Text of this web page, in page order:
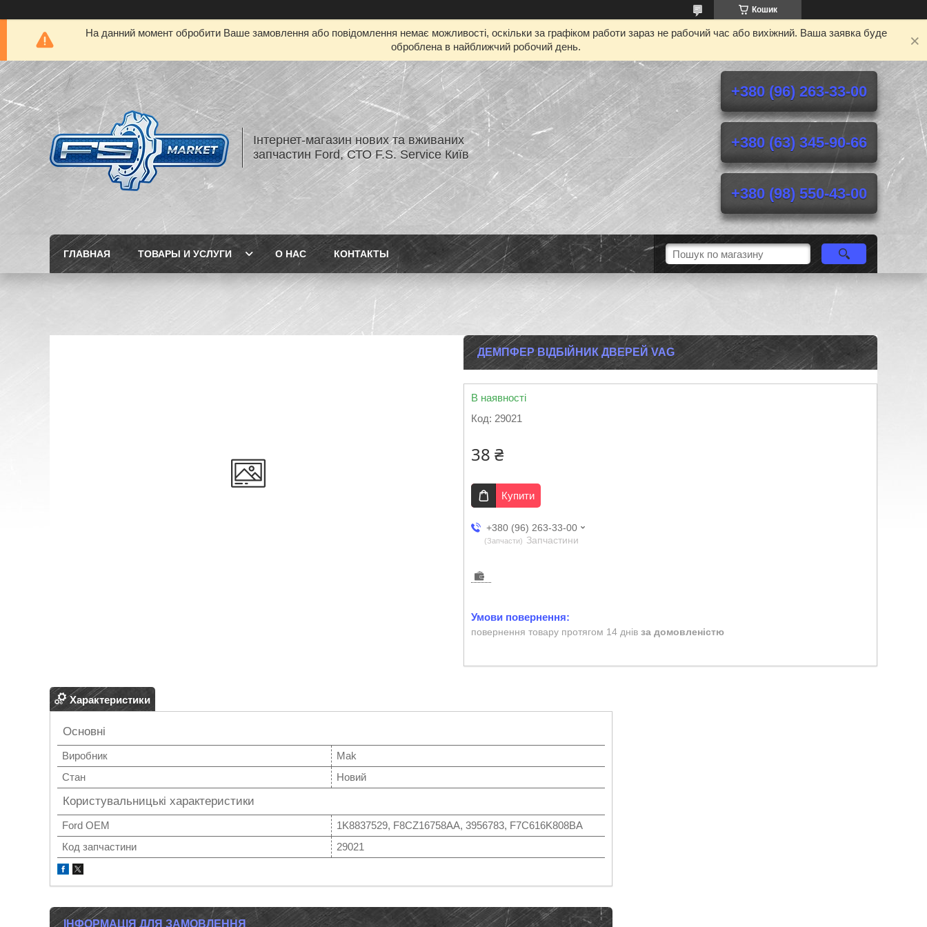
Кошик
На данний момент обробити Ваше замовлення або повідомлення немає можливості, оскільки за графіком работи зараз не рабочий час або вихіжний. Ваша заявка буде
оброблена в найближчий робочий день.
Інтернет-магазин нових та вживаних
запчастин Ford, СТО F.S. Service Київ
+380 (96) 263-33-00
+380 (63) 345-90-66
+380 (98) 550-43-00
ГЛАВНАЯ ТОВАРЫ И УСЛУГИ О НАС КОНТАКТЫ
ДЕМПФЕР ВІДБІЙНИК ДВЕРЕЙ VAG
В наявності
Код: 29021
38 ₴
Купити
+380 (96) 263-33-00
Запчасти Запчастини
повернення товару протягом 14 днів за домовленістю
Характеристики
Основні
Виробник
Mak
Стан
Новий
Користувальницькі характеристики
Ford OEM
1K8837529, F8CZ16758AA, 3956783, F7C616K808BA
Код запчастини
29021
ІНФОРМАЦІЯ ДЛЯ ЗАМОВЛЕННЯ